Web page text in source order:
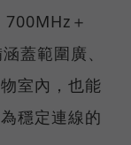
＋
蓋範圍廣、
室內，也能
穩定連線的